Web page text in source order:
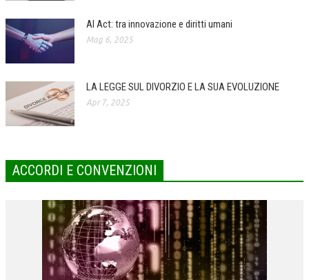
CORPORATE SOCIAL RESPONSIBILITY
INTERNAZIONALIZZAZIONE
HUMAN RESOURCES
MARKETING
RISK MANAGEMENT
SVILUPPO SOSTENIBILE
PERSONA E CITTÀ
AI Act: tra innovazione e diritti umani
Mag 6, 2025
LA LEGGE SUL DIVORZIO E LA SUA EVOLUZIONE
Apr 7, 2025
ACCORDI E CONVENZIONI